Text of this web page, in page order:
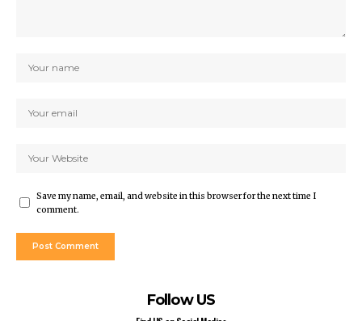
Save my name, email, and website in this browser for the next time I
comment.
Follow US